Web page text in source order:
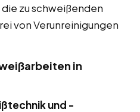
zu schweißenden
von Verunreinigungen
in
und -